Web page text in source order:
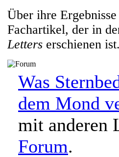
Über ihre
Fachartikel, der in
Letters erschienen ist.
Was
dem Mond
mit anderen
Forum.